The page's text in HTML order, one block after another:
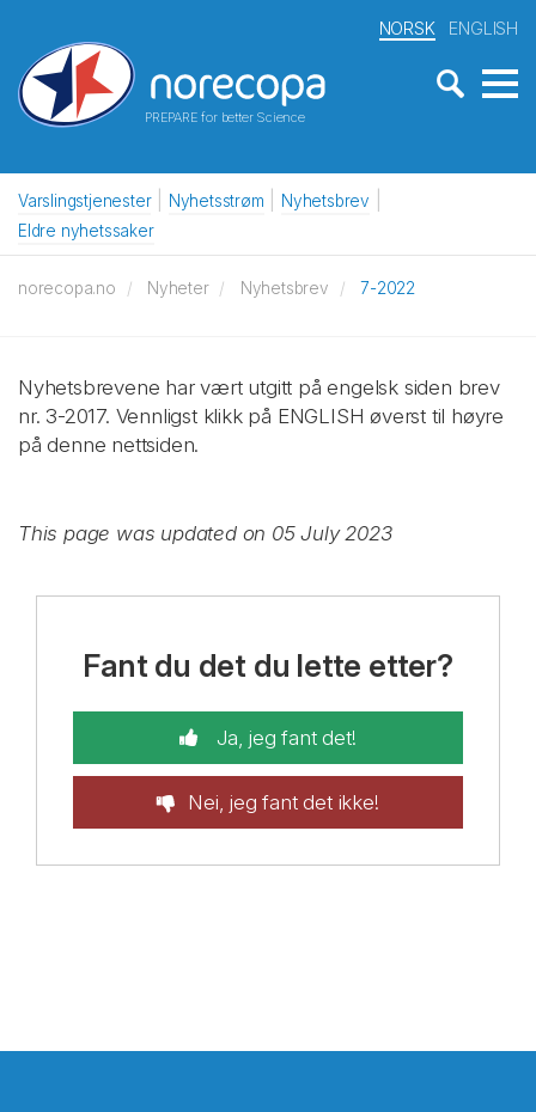
PREPARE for better Science
NORSK ENGLISH
Varslingstjenester Nyhetsstrøm
Nyhetsbrev
Eldre nyhetssaker
norecopa.no Nyheter Nyhetsbrev 7-2022
Nyhetsbrevene har vært utgitt på engelsk siden brev
nr. 3-2017. Vennligst klikk på ENGLISH øverst til høyre
på denne nettsiden.
This page was updated on 05 July 2023
Fant du det du lette etter?
Ja, jeg fant det!
Nei, jeg fant det ikke!